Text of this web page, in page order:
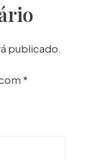
publicado.
*